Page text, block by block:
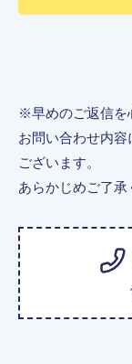
※早めのご返信を
お問い合わせ内
ございます。
あらかじめご了承